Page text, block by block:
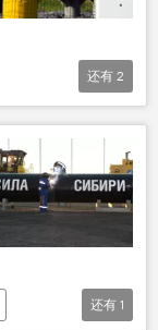
还有 2
还有 1